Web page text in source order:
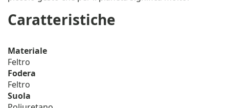
Caratteristiche
Materiale
Feltro
Fodera
Feltro
Suola